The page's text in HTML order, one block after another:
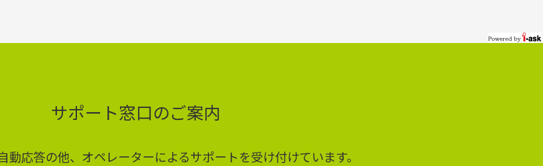
サポート窓口のご案内
動応答の他、オペレーターによるサポートを受け付けています。